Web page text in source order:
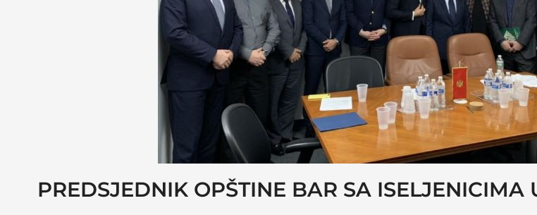
PREDSJEDNIK OPŠTINE BAR SA ISELJENICIMA